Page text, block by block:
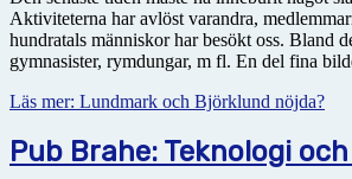
Aktiviteterna har avlöst varandra,
hundratals människor har besökt oss. Bland
gymnasister, rymdungar, m fl. En del fina
Läs mer: Lundmark och Björklund nöjda?
Pub Brahe: Teknologi